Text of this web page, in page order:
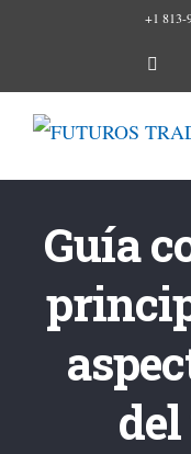
contenido
+1 813-
Guía